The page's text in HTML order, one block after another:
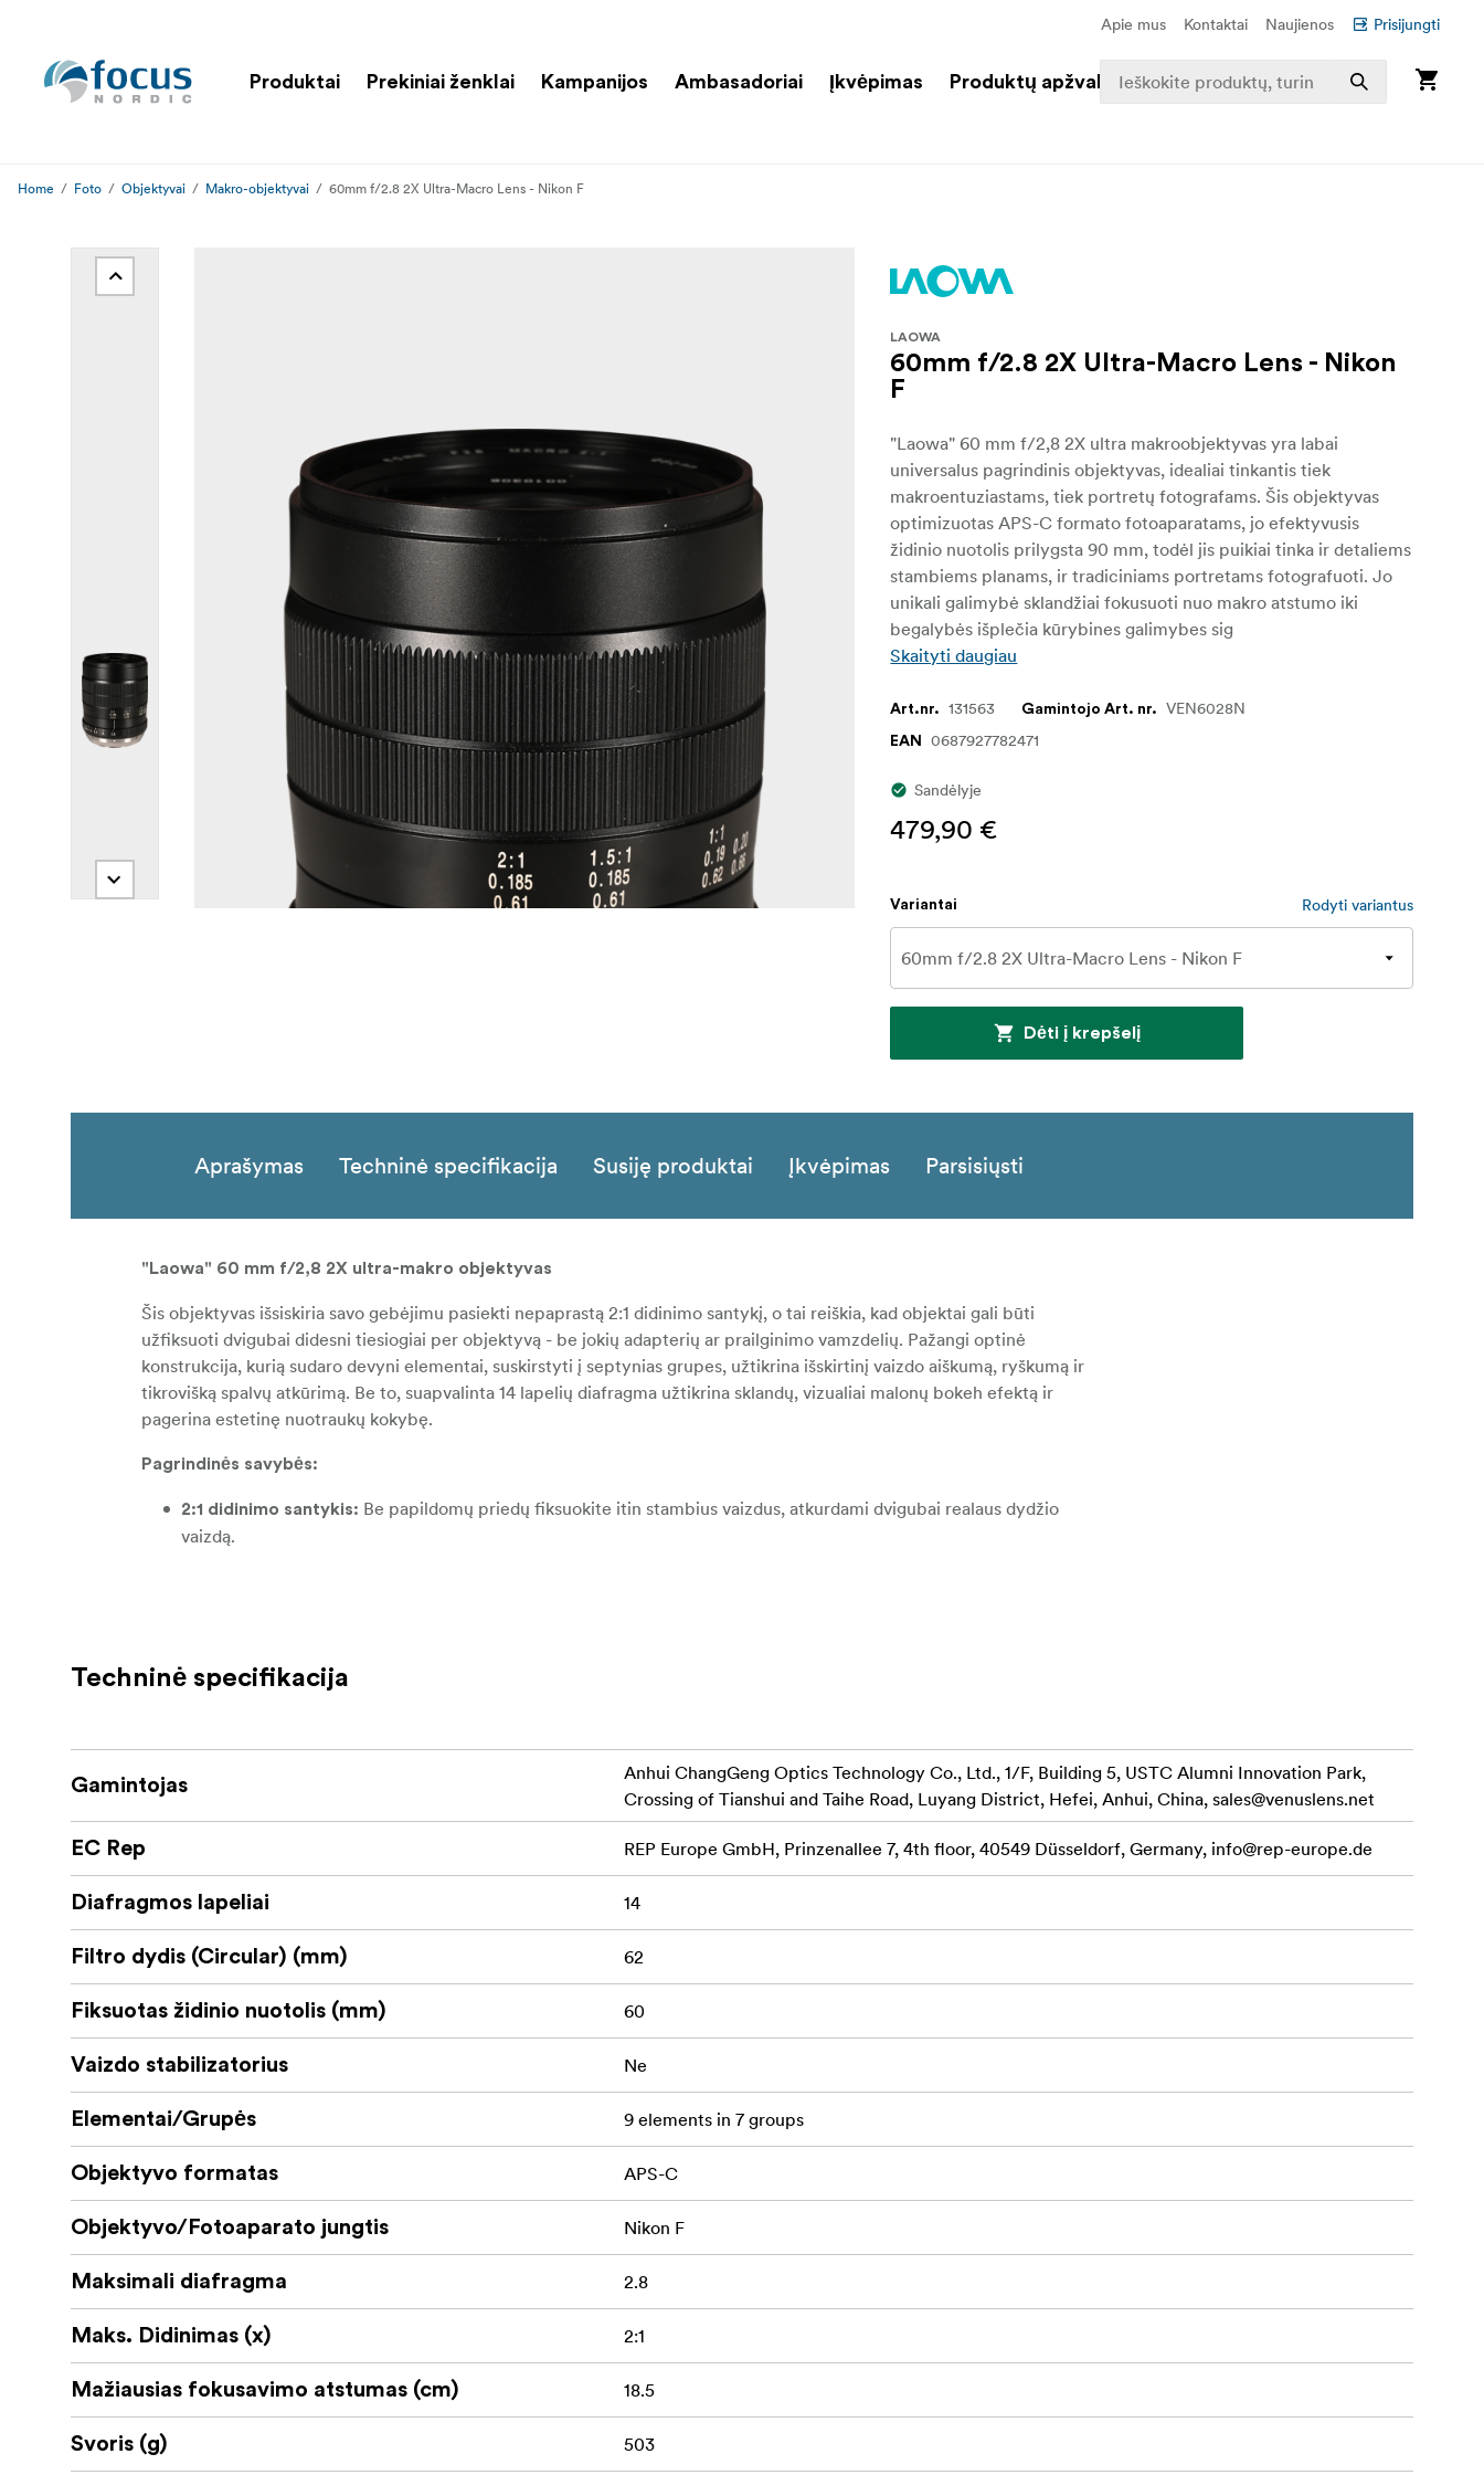
Apie mus Kontaktai Naujienos Prisijungti
Produktai Prekiniai ženklai Kampanijos Ambasadoriai Įkvėpimas Produktų apžvalga
Home Foto Objektyvai Makro-objektyvai 60mm f/2.8 2X Ultra-Macro Lens - Nikon F
LAOWA
60mm f/2.8 2X Ultra-Macro Lens - Nikon
F
"Laowa" 60 mm f/2,8 2X ultra makroobjektyvas yra labai
universalus pagrindinis objektyvas, idealiai tinkantis tiek
makroentuziastams, tiek portretų fotografams. Šis objektyvas
optimizuotas APS-C formato fotoaparatams, jo efektyvusis
židinio nuotolis prilygsta 90 mm, todėl jis puikiai tinka ir detaliems
stambiems planams, ir tradiciniams portretams fotografuoti. Jo
unikali galimybė sklandžiai fokusuoti nuo makro atstumo iki
begalybės išplečia kūrybines galimybes sig
Skaityti daugiau
Art.nr. 131563 Gamintojo Art. nr. VEN6028N
EAN 0687927782471
Sandėlyje
479,90 €
Variantai Rodyti variantus
Dėti į krepšelį
Aprašymas Techninė specifikacija Susiję produktai Įkvėpimas Parsisiųsti
"Laowa" 60 mm f/2,8 2X ultra-makro objektyvas
Šis objektyvas išsiskiria savo gebėjimu pasiekti nepaprastą 2:1 didinimo santykį, o tai reiškia, kad objektai gali būti
užfiksuoti dvigubai didesni tiesiogiai per objektyvą - be jokių adapterių ar prailginimo vamzdelių. Pažangi optinė
konstrukcija, kurią sudaro devyni elementai, suskirstyti į septynias grupes, užtikrina išskirtinį vaizdo aiškumą, ryškumą ir
tikrovišką spalvų atkūrimą. Be to, suapvalinta 14 lapelių diafragma užtikrina sklandų, vizualiai malonų bokeh efektą ir
pagerina estetinę nuotraukų kokybę.
Pagrindinės savybės:
2:1 didinimo santykis: Be papildomų priedų fiksuokite itin stambius vaizdus, atkurdami dvigubai realaus dydžio
vaizdą.
Devyni elementai, išdėstyti septyniose grupėse, užtikrina ryškumą, aiškumą ir tikslias spalvas.
Patvarus, visiškai metalinis objektyvo korpusas su įmontuotu objektyvo gaubtu
sumažina objektyvo blyksnius ir padidina vaizdo kontrastą.
Nesvarbu, ar jūsų aistra yra fotografuoti sudėtingas gamtos detales, ar fiksuoti gražius portretus, "Laowa" 60 mm f/2,8
2X "Ultra-Macro" objektyvas sukurtas taip, kad užtikrintų universalų veikimą ir išskirtinę vaizdo kokybę.
Kas yra dėžutėje:
Priekinis objektyvo dangtelis
Galinis objektyvo dangtelis
Įmontuotas objektyvo gaubtas
Techninė specifikacija
Gamintojas
Anhui ChangGeng Optics Technology Co., Ltd., 1/F, Building 5, USTC Alumni Innovation Park,
Crossing of Tianshui and Taihe Road, Luyang District, Hefei, Anhui, China, sales@venuslens.net
EC Rep REP Europe GmbH, Prinzenallee 7, 4th floor, 40549 Düsseldorf, Germany, info@rep-europe.de
Diafragmos lapeliai 14
Filtro dydis (Circular) (mm) 62
Fiksuotas židinio nuotolis (mm) 60
Vaizdo stabilizatorius Ne
Elementai/Grupės 9 elements in 7 groups
Objektyvo formatas APS-C
Objektyvo/Fotoaparato jungtis Nikon F
Maksimali diafragma 2.8
Maks. Didinimas (x) 2:1
Mažiausias fokusavimo atstumas (cm) 18.5
Svoris (g) 503